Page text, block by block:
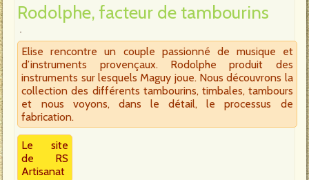
Rodolphe, facteur de tambourins
Elise rencontre un couple passionné de musique et
d’instruments provençaux. Rodolphe produit des
instruments sur lesquels Maguy joue. Nous découvrons la
collection des différents tambourins, timbales, tambours
et nous voyons, dans le détail, le processus de
fabrication.
Le site
de RS
Artisanat